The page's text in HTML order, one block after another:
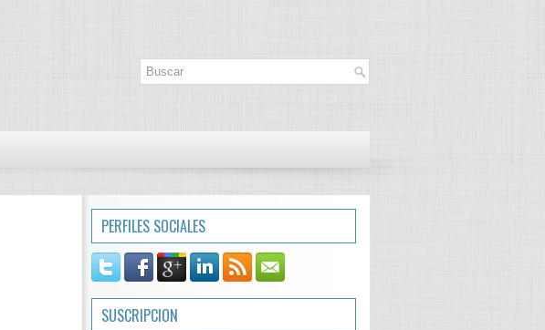
PERFILES SOCIALES
SUSCRIPCION